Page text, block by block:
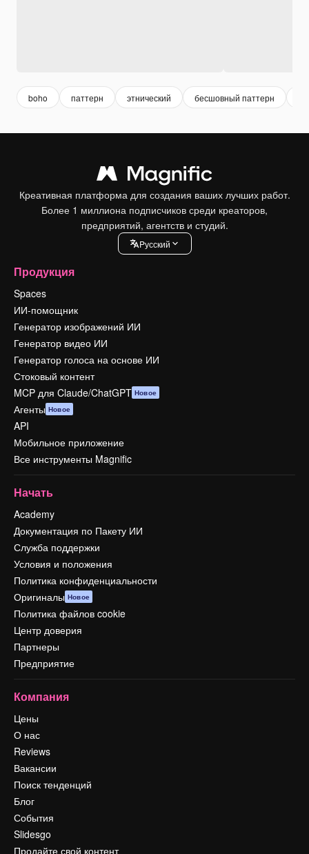
boho паттерн этнический бесшовный паттерн
Креативная платформа для создания ваших лучших работ.
Более 1 миллиона подписчиков среди креаторов,
предприятий, агентств и студий.
Pусский
Продукция
Spaces
ИИ-помощник
Генератор изображений ИИ
Генератор видео ИИ
Генератор голоса на основе ИИ
Стоковый контент
MCP для Claude/ChatGPT Новое
Агенты Новое
API
Мобильное приложение
Все инструменты Magnific
Начать
Academy
Документация по Пакету ИИ
Служба поддержки
Условия и положения
Политика конфиденциальности
Оригиналы Новое
Политика файлов cookie
Центр доверия
Партнеры
Предприятие
Компания
Цены
О нас
Reviews
Вакансии
Поиск тенденций
Блог
События
Slidesgo
Продайте свой контент